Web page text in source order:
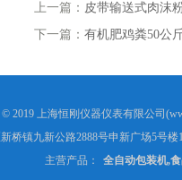
上一篇： 皮带输送式肉沫
下一篇： 有机肥鸡粪50公
© 2019 上海恒刚仪器仪表有限公司
桥镇九新公路2888号申新广场5号楼
主营产品：
全自动包装机,